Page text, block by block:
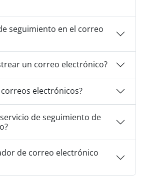
seguimiento en el correo
un correo electrónico?
electrónicos?
de seguimiento de
de correo electrónico